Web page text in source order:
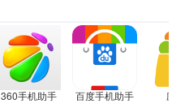
360手机助手 百度手机助手 应